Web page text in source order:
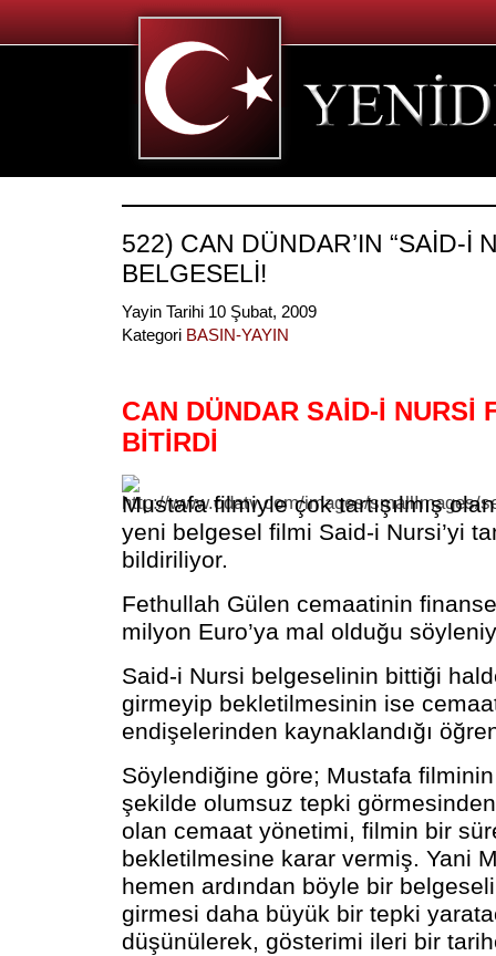
522) CAN DÜNDAR’IN “SAİD-İ
BELGESELİ!
Yayin Tarihi 10 Şubat, 2009
Kategori BASIN-YAYIN
CAN DÜNDAR SAİD-İ NURSİ
BİTİRDİ
Mustafa filmiyle çok tartışılmış
yeni belgesel filmi Said-i Nursi’yi
bildiriliyor.
Fethullah Gülen cemaatinin
milyon Euro’ya mal olduğu
Said-i Nursi belgeselinin bittiği
girmeyip bekletilmesinin ise
endişelerinden kaynaklandığı
Söylendiğine göre; Mustafa
şekilde olumsuz tepki
olan cemaat yönetimi, filmin bir
bekletilmesine karar vermiş. Yani
hemen ardından böyle bir
girmesi daha büyük bir tepki
düşünülerek, gösterimi ileri bir